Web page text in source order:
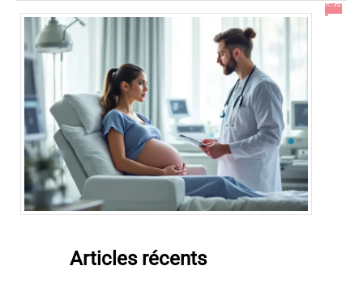
En combien de temps se résorbe un décollement placentaire ?
Articles récents